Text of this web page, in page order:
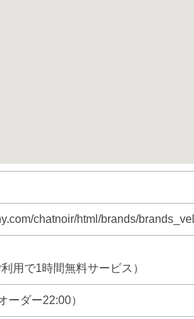
chatnoir/html/brands/
用で1時間無料サービス）
ーダー22:00）